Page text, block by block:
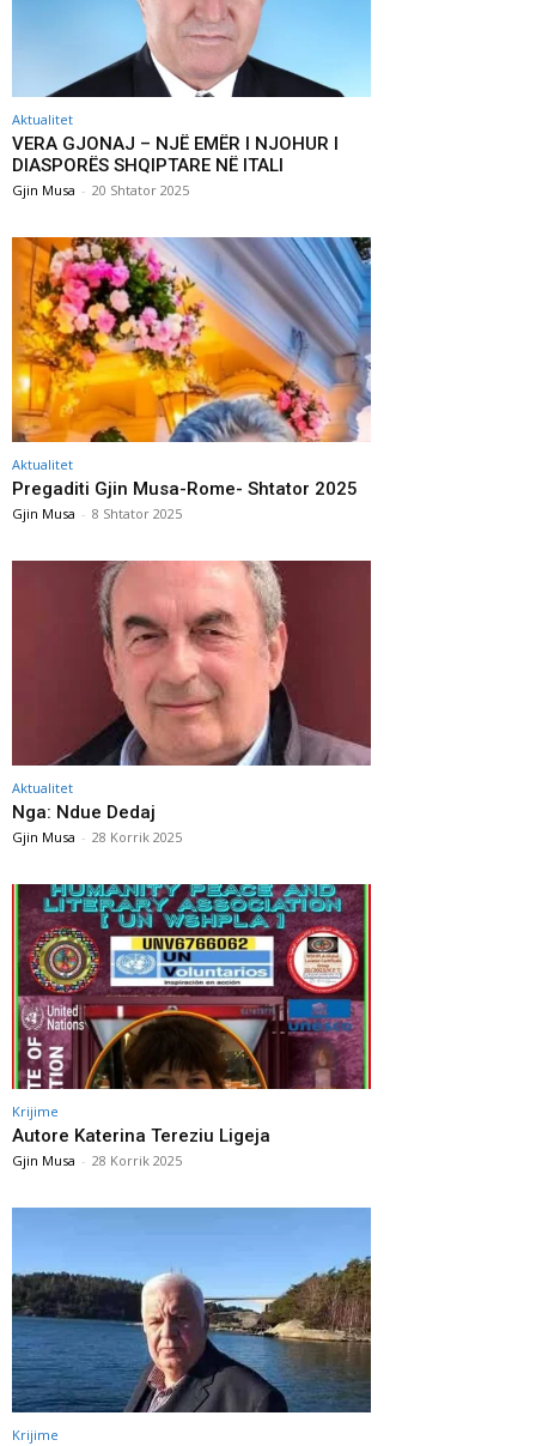
Aktualitet
VERA GJONAJ – NJË EMËR I NJOHUR I
DIASPORËS SHQIPTARE NË ITALI
Gjin Musa - 20 Shtator 2025
Aktualitet
Pregaditi Gjin Musa-Rome- Shtator 2025
Gjin Musa - 8 Shtator 2025
Aktualitet
Nga: Ndue Dedaj
Gjin Musa - 28 Korrik 2025
Krijime
Autore Katerina Tereziu Ligeja
Gjin Musa - 28 Korrik 2025
Krijime